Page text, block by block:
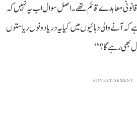
معاہدے قائم تھے۔ اصل سوال اب یہ نہیں کہ
کہ آنے والی دہائیوں میں کیا یہ دریا دونوں ریاستوں
رہے گا؟‘‘
ADVERTISEMENT